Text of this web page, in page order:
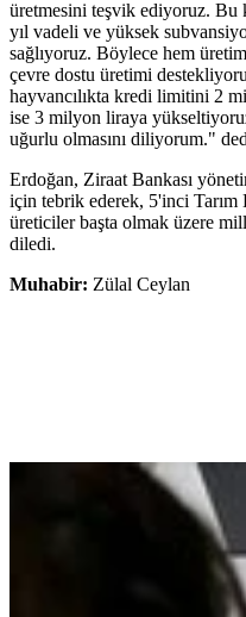
üretmesini teşvik ediyoruz. Bu
yıl vadeli ve yüksek
sağlıyoruz. Böylece hem
çevre dostu üretimi
hayvancılıkta kredi limitini 2
ise 3 milyon liraya
uğurlu olmasını diliyorum."
Erdoğan, Ziraat Bankası
için tebrik ederek, 5'inci Tarım
üreticiler başta olmak üzere
diledi.
Muhabir: Zülal Ceylan